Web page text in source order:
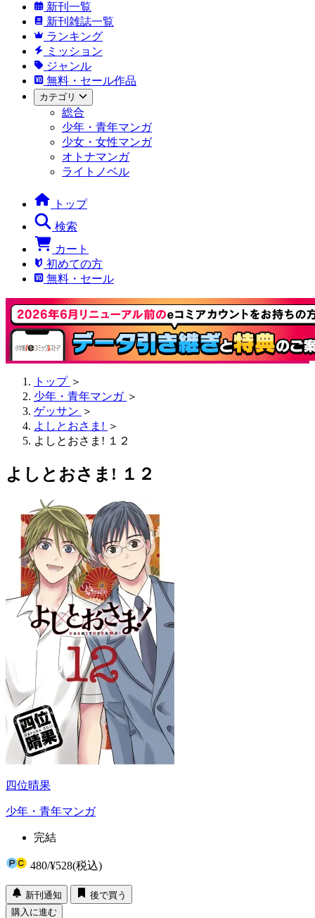
新刊一覧
新刊雑誌一覧
ランキング
ミッション
ジャンル
無料・セール作品
カテゴリ
総合
少年・青年マンガ
少女・女性マンガ
オトナマンガ
ライトノベル
トップ
検索
カート
初めての方
無料・セール
トップ ＞
少年・青年マンガ ＞
ゲッサン ＞
よしとおさま! ＞
よしとおさま! １２
よしとおさま! １２
四位晴果
少年・青年マンガ
完結
480/¥528(税込)
新刊通知
後で買う
購入に進む